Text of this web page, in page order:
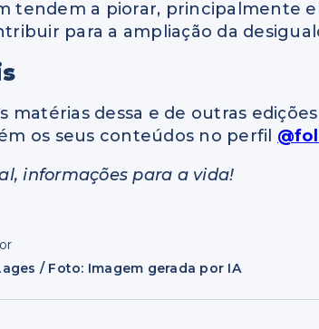
tendem a piorar, principalmente
para a ampliação da
matérias dessa e de outras
os seus conteúdos no perfil
informações para a vida!
/ Foto: Imagem gerada por IA